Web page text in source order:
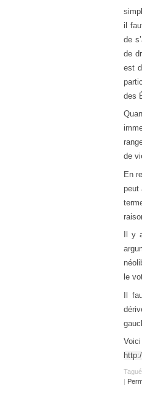
il
de
de
est
des
de
En
peut
Il y
le
Il
Tagué
|